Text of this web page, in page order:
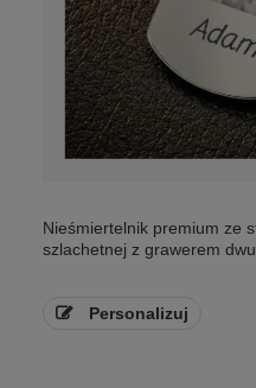
Nieśmiertelnik premium ze
szlachetnej z grawerem
Personalizuj